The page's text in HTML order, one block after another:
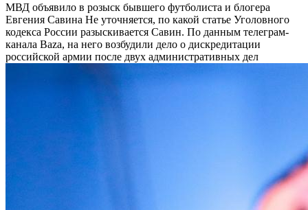
МВД объявило в розыск бывшего футболиста и блогера
Евгения Савина Не уточняется, по какой статье Уголовного
кодекса России разыскивается Савин. По данным телеграм-
канала Baza, на него возбудили дело о дискредитации
российской армии после двух административных дел